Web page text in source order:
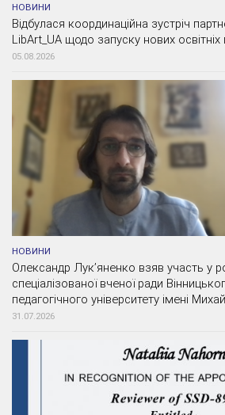
НОВИНИ
Відбулася координаційна зустріч
LibArt_UA щодо запуску нових
05.08.2026
НОВИНИ
Олександр Лук’яненко взяв участь у
спеціалізованої вченої ради
педагогічного університету імені
31.07.2026